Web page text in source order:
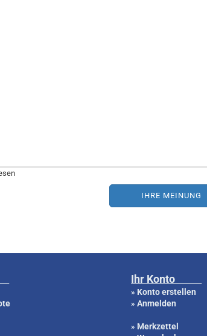
IHRE MEINUNG
Ihr Konto
» Konto erstellen
»Anmelden
» Merkzettel